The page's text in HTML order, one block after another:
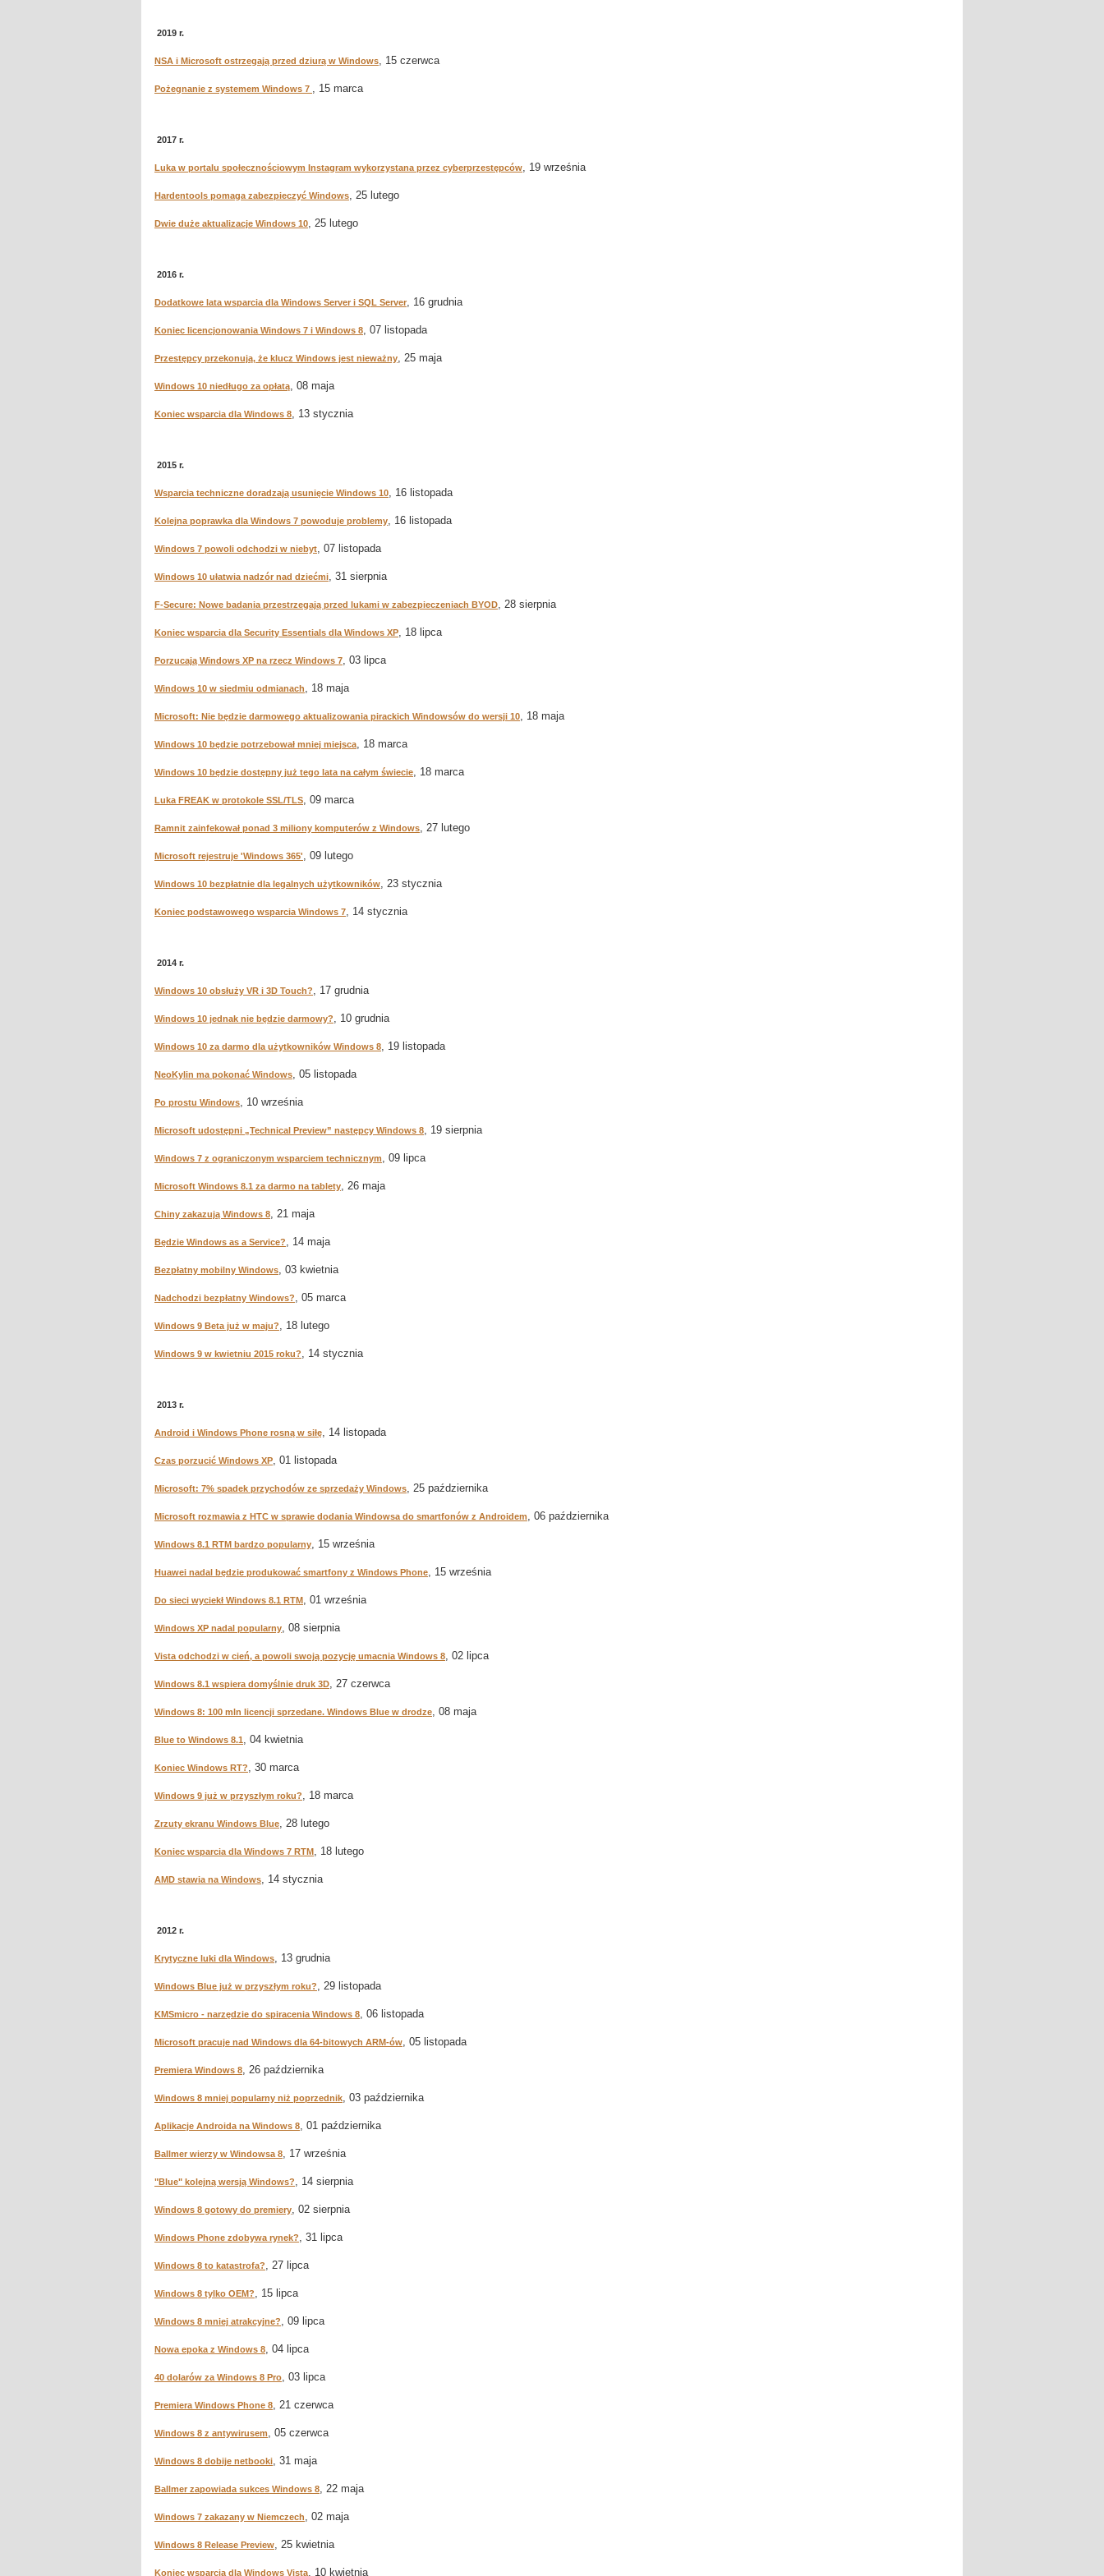
2019 r.
NSA i Microsoft ostrzegają przed dziurą w Windows, 15 czerwca
Pożegnanie z systemem Windows 7 , 15 marca
2017 r.
Luka w portalu społecznościowym Instagram wykorzystana przez cyberprzestępców, 19 września
Hardentools pomaga zabezpieczyć Windows, 25 lutego
Dwie duże aktualizacje Windows 10, 25 lutego
2016 r.
Dodatkowe lata wsparcia dla Windows Server i SQL Server, 16 grudnia
Koniec licencjonowania Windows 7 i Windows 8, 07 listopada
Przestępcy przekonują, że klucz Windows jest nieważny, 25 maja
Windows 10 niedługo za opłatą, 08 maja
Koniec wsparcia dla Windows 8, 13 stycznia
2015 r.
Wsparcia techniczne doradzają usunięcie Windows 10, 16 listopada
Kolejna poprawka dla Windows 7 powoduje problemy, 16 listopada
Windows 7 powoli odchodzi w niebyt, 07 listopada
Windows 10 ułatwia nadzór nad dziećmi, 31 sierpnia
F-Secure: Nowe badania przestrzegają przed lukami w zabezpieczeniach BYOD, 28 sierpnia
Koniec wsparcia dla Security Essentials dla Windows XP, 18 lipca
Porzucają Windows XP na rzecz Windows 7, 03 lipca
Windows 10 w siedmiu odmianach, 18 maja
Microsoft: Nie będzie darmowego aktualizowania pirackich Windowsów do wersji 10, 18 maja
Windows 10 będzie potrzebował mniej miejsca, 18 marca
Windows 10 będzie dostępny już tego lata na całym świecie, 18 marca
Luka FREAK w protokole SSL/TLS, 09 marca
Ramnit zainfekował ponad 3 miliony komputerów z Windows, 27 lutego
Microsoft rejestruje 'Windows 365', 09 lutego
Windows 10 bezpłatnie dla legalnych użytkowników, 23 stycznia
Koniec podstawowego wsparcia Windows 7, 14 stycznia
2014 r.
Windows 10 obsłuży VR i 3D Touch?, 17 grudnia
Windows 10 jednak nie będzie darmowy?, 10 grudnia
Windows 10 za darmo dla użytkowników Windows 8, 19 listopada
NeoKylin ma pokonać Windows, 05 listopada
Po prostu Windows, 10 września
Microsoft udostępni „Technical Preview” następcy Windows 8, 19 sierpnia
Windows 7 z ograniczonym wsparciem technicznym, 09 lipca
Microsoft Windows 8.1 za darmo na tablety, 26 maja
Chiny zakazują Windows 8, 21 maja
Będzie Windows as a Service?, 14 maja
Bezpłatny mobilny Windows, 03 kwietnia
Nadchodzi bezpłatny Windows?, 05 marca
Windows 9 Beta już w maju?, 18 lutego
Windows 9 w kwietniu 2015 roku?, 14 stycznia
2013 r.
Android i Windows Phone rosną w siłę, 14 listopada
Czas porzucić Windows XP, 01 listopada
Microsoft: 7% spadek przychodów ze sprzedaży Windows, 25 października
Microsoft rozmawia z HTC w sprawie dodania Windowsa do smartfonów z Androidem, 06 października
Windows 8.1 RTM bardzo popularny, 15 września
Huawei nadal będzie produkować smartfony z Windows Phone, 15 września
Do sieci wyciekł Windows 8.1 RTM, 01 września
Windows XP nadal popularny, 08 sierpnia
Vista odchodzi w cień, a powoli swoją pozycję umacnia Windows 8, 02 lipca
Windows 8.1 wspiera domyślnie druk 3D, 27 czerwca
Windows 8: 100 mln licencji sprzedane. Windows Blue w drodze, 08 maja
Blue to Windows 8.1, 04 kwietnia
Koniec Windows RT?, 30 marca
Windows 9 już w przyszłym roku?, 18 marca
Zrzuty ekranu Windows Blue, 28 lutego
Koniec wsparcia dla Windows 7 RTM, 18 lutego
AMD stawia na Windows, 14 stycznia
2012 r.
Krytyczne luki dla Windows, 13 grudnia
Windows Blue już w przyszłym roku?, 29 listopada
KMSmicro - narzędzie do spiracenia Windows 8, 06 listopada
Microsoft pracuje nad Windows dla 64-bitowych ARM-ów, 05 listopada
Premiera Windows 8, 26 października
Windows 8 mniej popularny niż poprzednik, 03 października
Aplikacje Androida na Windows 8, 01 października
Ballmer wierzy w Windowsa 8, 17 września
"Blue" kolejną wersją Windows?, 14 sierpnia
Windows 8 gotowy do premiery, 02 sierpnia
Windows Phone zdobywa rynek?, 31 lipca
Windows 8 to katastrofa?, 27 lipca
Windows 8 tylko OEM?, 15 lipca
Windows 8 mniej atrakcyjne?, 09 lipca
Nowa epoka z Windows 8, 04 lipca
40 dolarów za Windows 8 Pro, 03 lipca
Premiera Windows Phone 8, 21 czerwca
Windows 8 z antywirusem, 05 czerwca
Windows 8 dobije netbooki, 31 maja
Ballmer zapowiada sukces Windows 8, 22 maja
Windows 7 zakazany w Niemczech, 02 maja
Windows 8 Release Preview, 25 kwietnia
Koniec wsparcia dla Windows Vista, 10 kwietnia